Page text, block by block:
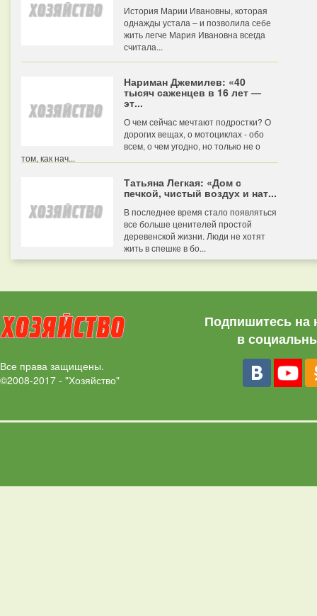
История Марии Ивановны, которая
однажды устала – и позволила себе
жить легче Мария Ивановна всегда
считала...
Нариман Джемилев: «40
тысяч саженцев в 16 лет —
эт...
О чем сейчас мечтают подростки? О
дорогих вещах, о мотоциклах - обо
всем, о чем угодно, но только не о
том, как нач...
Татьяна Легкая: «Дом с
печкой, чистый воздух и нат...
В последнее время стало появляться
все больше ценителей простой
деревенской жизни. Люди не хотят
жить в спешке в бо...
Все права защищены.
©2008-2017 - "Хозяйство"
Подпишитесь на
в